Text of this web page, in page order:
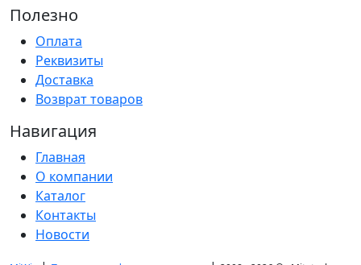
Полезно
Оплата
Реквизиты
Доставка
Возврат товаров
Навигация
Главная
О компании
Каталог
Контакты
Новости